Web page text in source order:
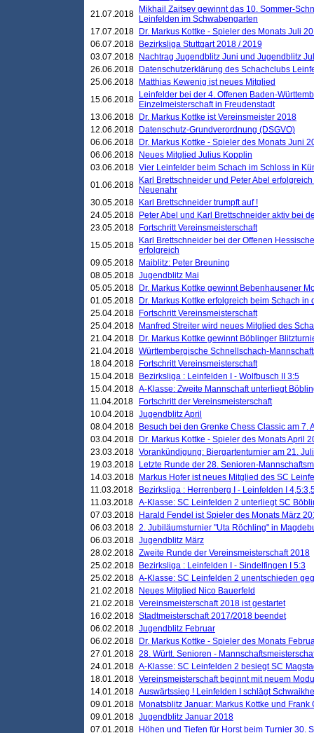
21.07.2018
Mikhail Zaitsev gewinnt das 10. Sommer-
Leinfelden im Schwabengarten
17.07.2018
Dr. Markus Kottke - Spieler des Monats Juli
06.07.2018
Bezirksliga Stuttgart 2018 / 2019
03.07.2018
Nachtrag Jugendblitz Juni und Jugendblitz
26.06.2018
Datenschutzerklärung des Schachclubs
25.06.2018
Matthias Kewenig ist neues Mitglied
15.06.2018
Leinfelder bei der 4. Offenen Baden-
Einzelmeisterschaft in Freudenstadt
13.06.2018
Dr. Markus Kottke ist Vereinsmeister 2018
12.06.2018
Datenschutz-Grundverordnung (DSGVO)
06.06.2018
Dr. Markus Kottke - Spieler des Monats Juni
06.06.2018
Neues Mitglied Julius Kopplin
03.06.2018 Vier Leinfelder beim Schach im Schloss in
01.06.2018
Karl Brettschneider und Peter Abel
Neuenahr
30.05.2018
Karl Brettschneider trumpft auf !
24.05.2018
Peter Abel und Karl Brettschneider aktiv bei
23.05.2018
Fortschritt Vereinsmeisterschaft
15.05.2018
Karl Brettschneider bei der Offenen
erfolgreich
09.05.2018
Maiblitz: Peter Breuning
08.05.2018 Jugendblitz Mai
05.05.2018
Dr. Markus Kottke gewinnt Bebenhausener
01.05.2018
Dr. Markus Kottke erfolgreich beim Schach
25.04.2018
Fortschritt Vereinsmeisterschaft
25.04.2018
Manfred Streiter wird neues Mitglied des
21.04.2018
Dr. Markus Kottke gewinnt Böblinger
21.04.2018 Württembergische Schnellschach-
18.04.2018
Fortschritt Vereinsmeisterschaft
15.04.2018
Bezirksliga : Leinfelden I - Wolfbusch II 3:5
15.04.2018 A-Klasse: Zweite Mannschaft unterliegt
11.04.2018
Fortschritt der Vereinsmeisterschaft
10.04.2018 Jugendblitz April
08.04.2018
Besuch bei den Grenke Chess Classic am 7.
03.04.2018
Dr. Markus Kottke - Spieler des Monats April
23.03.2018 Vorankündigung: Biergartenturnier am 21.
19.03.2018
Letzte Runde der 28. Senioren-
14.03.2018
Markus Hofer ist neues Mitglied des SC
11.03.2018
Bezirksliga : Herrenberg I - Leinfelden I
11.03.2018 A-Klasse: SC Leinfelden 2 unterliegt SC
07.03.2018
Harald Fendel ist Spieler des Monats März
06.03.2018 2. Jubiläumsturnier "Uta Röchling" in
06.03.2018 Jugendblitz März
28.02.2018 Zweite Runde der Vereinsmeisterschaft 2018
25.02.2018
Bezirksliga : Leinfelden I - Sindelfingen I 5:3
25.02.2018 A-Klasse: SC Leinfelden 2 unentschieden
21.02.2018
Neues Mitglied Nico Bauerfeld
21.02.2018 Vereinsmeisterschaft 2018 ist gestartet
16.02.2018 Stadtmeisterschaft 2017/2018 beendet
06.02.2018 Jugendblitz Februar
06.02.2018
Dr. Markus Kottke - Spieler des Monats
27.01.2018 28. Württ. Senioren -
24.01.2018 A-Klasse: SC Leinfelden 2 besiegt SC
18.01.2018 Vereinsmeisterschaft beginnt mit neuem
14.01.2018 Auswärtssieg ! Leinfelden I schlägt
09.01.2018
Monatsblitz Januar: Markus Kottke und
09.01.2018 Jugendblitz Januar 2018
07.01.2018
Höhen und Tiefen für Horst beim Turnier 30.